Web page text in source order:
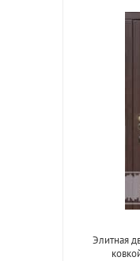
Элитная